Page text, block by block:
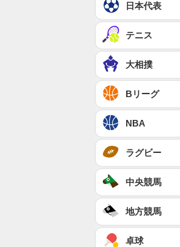
日本代表
テニス
大相撲
Bリーグ
NBA
ラグビー
中央競馬
地方競馬
卓球